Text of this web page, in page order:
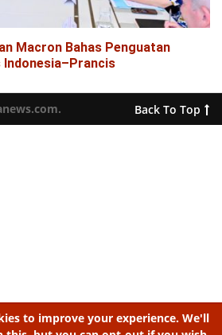
Macron Bahas Penguatan
Back To Top
to improve your experience. We'll